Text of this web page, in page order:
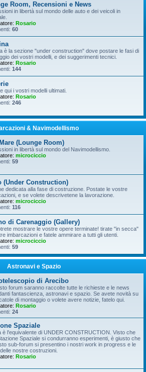
Room, Recensioni e News
in libertà sul mondo delle auto e dei veicoli in
Rosario
60
è la sezione "under construction" dove postare le fasi di
dei vostri modelli, e dei suggerimenti tecnici.
Rosario
144
qui i vostri modelli ultimati.
Rosario
246
& Navimodellismo
(Lounge Room)
in libertà sul mondo del Navimodellismo.
microciccio
59
(Under Construction)
dedicata alla fase di costruzione. Postate le vostre
e se volete descrivetene la lavorazione.
microciccio
116
di Carenaggio (Gallery)
mostrare le vostre opere terminate! tirate "in secca"
imbarcazioni e fatele ammirare a tutti gli utenti.
microciccio
59
Astronavi e Spazio
di Arecibo
forum saranno raccolte tutte le richieste e le news
fantascienza, astronavi e spazio. Se avete novità su
di montaggio o volete avere notizie, fatelo qui.
Rosario
24
Spaziale
è l'equivalente di UNDER CONSTRUCTION. Visto che
Spaziale si condurranno esperimenti, è giusto che
sub-forum si presentino i nostri work in progress e le
nostre costruzioni.
Rosario